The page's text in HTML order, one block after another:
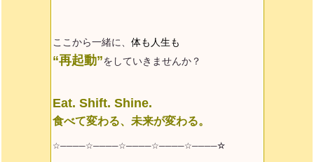
ここから一緒に、 体も人生も
“再起動”をしていきませんか？
Eat. Shift. Shine.
食べて変わる、未来が変わる。
☆────☆────☆────☆────☆────☆